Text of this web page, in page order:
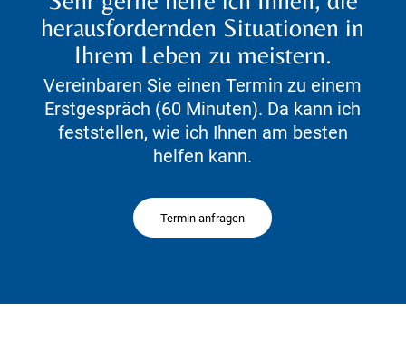
herausfordernden Situationen in
Ihrem Leben zu meistern.
Vereinbaren Sie einen Termin zu einem
Erstgespräch (60 Minuten). Da kann ich
feststellen, wie ich Ihnen am besten
helfen kann.
Termin anfragen